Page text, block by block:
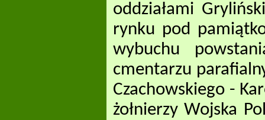
oddziałami
rynku pod
wybuchu
cmentarzu
Czachowskiego -
żołnierzy Wojska